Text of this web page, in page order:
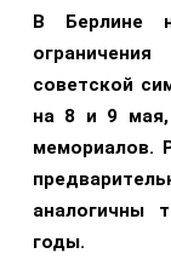
В Берлине
советской
на 8 и 9 мая,
мемориалов.
аналогичны
годы.